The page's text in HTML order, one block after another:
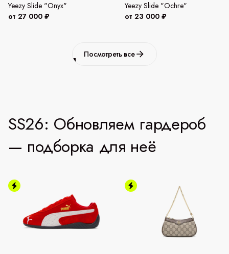
Yeezy Slide "Onyx"
от 27 000 ₽
Yeezy Slide "Ochre"
от 23 000 ₽
Посмотреть все
SS26: Обновляем гардероб
— подборка для неё